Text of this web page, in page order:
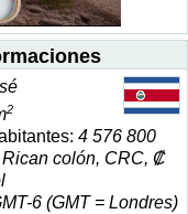
2
4 576 800
Rican colón, CRC, ₡
6 (GMT = Londres)